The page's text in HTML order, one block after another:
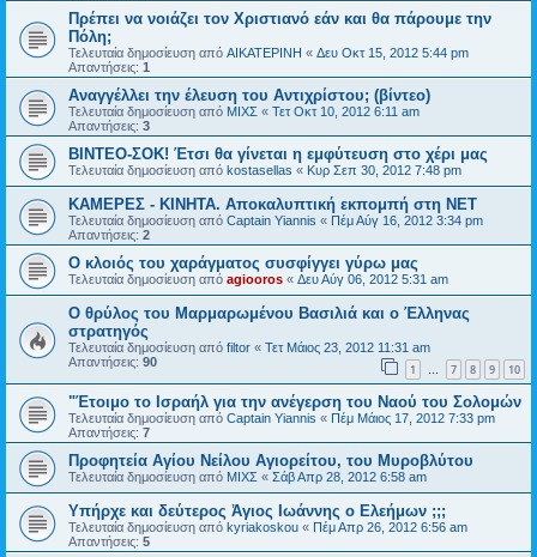
Πρέπει να νοιάζει τον Χριστιανό εάν και θα πάρουμε την
Πόλη;
Τελευταία δημοσίευση από ΑΙΚΑΤΕΡΙΝΗ « Δευ Οκτ 15, 2012 5:44 pm
Απαντήσεις: 1
Αναγγέλλει την έλευση του Αντιχρίστου; (βίντεο)
Τελευταία δημοσίευση από ΜΙΧΣ « Τετ Οκτ 10, 2012 6:11 am
Απαντήσεις: 3
ΒΙΝΤΕΟ-ΣΟΚ! Έτσι θα γίνεται η εμφύτευση στο χέρι μας
Τελευταία δημοσίευση από kostasellas « Κυρ Σεπ 30, 2012 7:48 pm
ΚΑΜΕΡΕΣ - ΚΙΝΗΤΑ. Αποκαλυπτική εκπομπή στη ΝΕΤ
Τελευταία δημοσίευση από Captain Yiannis « Πέμ Αύγ 16, 2012 3:34 pm
Απαντήσεις: 2
Ο κλοιός του χαράγματος συσφίγγει γύρω μας
Τελευταία δημοσίευση από agiooros « Δευ Αύγ 06, 2012 5:31 am
O θρύλος του Μαρμαρωμένου Βασιλιά και ο Έλληνας
στρατηγός
Τελευταία δημοσίευση από filtor « Τετ Μάιος 23, 2012 11:31 am
Απαντήσεις: 90 1 … 7 8 9 10
"Έτοιμο το Ισραήλ για την ανέγερση του Ναού του Σολομών
Τελευταία δημοσίευση από Captain Yiannis « Πέμ Μάιος 17, 2012 7:33 pm
Απαντήσεις: 7
Προφητεία Αγίου Νείλου Αγιορείτου, του Μυροβλύτου
Τελευταία δημοσίευση από ΜΙΧΣ « Σάβ Απρ 28, 2012 6:58 am
Υπήρχε και δεύτερος Ἀγιος Ιωάννης ο Ελεήμων ;;;
Τελευταία δημοσίευση από kyriakoskou « Πέμ Απρ 26, 2012 6:56 am
Απαντήσεις: 5